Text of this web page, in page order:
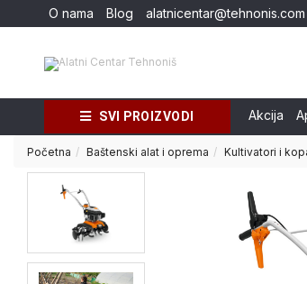
O nama Blog alatnicentar@tehnonis.com
SVI PROIZVODI Akcija
Početna Baštenski alat i oprema Kultivatori i